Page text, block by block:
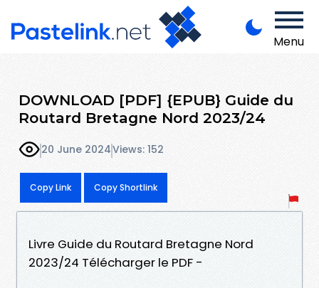
Menu
DOWNLOAD [PDF] {EPUB} Guide du
Routard Bretagne Nord 2023/24
20 June 2024Views: 152
Copy Link Copy Shortlink
Livre Guide du Routard Bretagne Nord
2023/24 Télécharger le PDF -